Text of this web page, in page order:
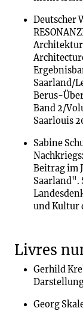
Deutscher
Architektur
Saarland/
Berus-
Band 2/
Saarlouis
Sabine
Beitrag im
Saarland".
und Kultur
Livres
Gerhild
Darstellung
Georg